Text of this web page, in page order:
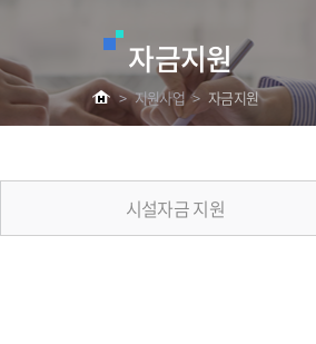
자금지원
> 지원사업 > 자금지원
시설자금 지원